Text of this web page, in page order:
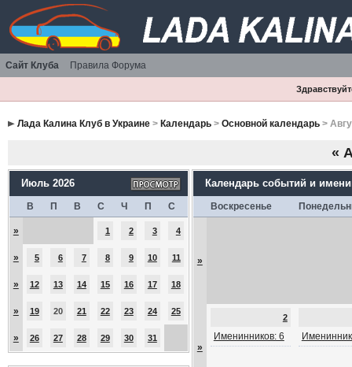
Сайт Клуба Правила Форума
Лада Калина Клуб в Украине> Календарь> Основной календарь>
«
Июль 2026
В П В С Ч П С
» 1 2 3 4
» 5 6 7 8 9 10 11
» 12 13 14 15 16 17 18
» 19 20 21 22 23 24 25
» 26 27 28 29 30 31
Календарь событий и
Воскресенье
»
»
2
Именинников: 6